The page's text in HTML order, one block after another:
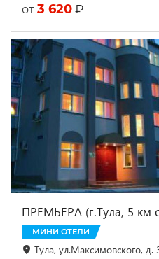
от 3 620 ₽
ПРЕМЬЕРА (г.Тула, 5 км
МИНИ ОТЕЛИ
Тула, ул.Максимовского, д.